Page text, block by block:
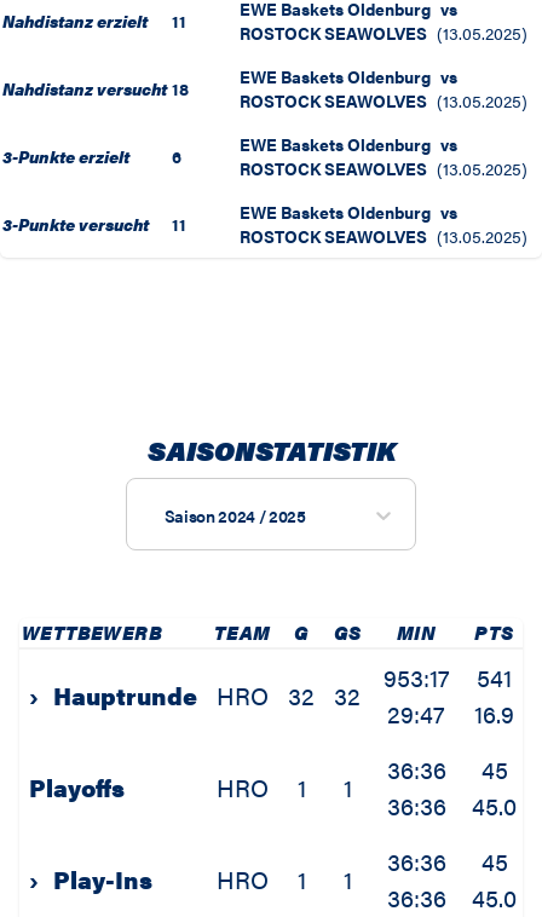
Nahdistanz erzielt 11 EWE Baskets Oldenburg vs
ROSTOCK SEAWOLVES (13.05.2025)
Nahdistanz versucht 18 EWE Baskets Oldenburg vs
ROSTOCK SEAWOLVES (13.05.2025)
3-Punkte erzielt 6 EWE Baskets Oldenburg vs
ROSTOCK SEAWOLVES (13.05.2025)
3-Punkte versucht 11 EWE Baskets Oldenburg vs
ROSTOCK SEAWOLVES (13.05.2025)
SAISONSTATISTIK
Saison 2024 / 2025
WETTBEWERB TEAM G GS MIN PTS
› Hauptrunde HRO 32 32
953:17
29:47
541
16.9
Playoffs HRO 1 1
36:36
36:36
45
45.0
› Play-Ins HRO 1 1
36:36
36:36
45
45.0